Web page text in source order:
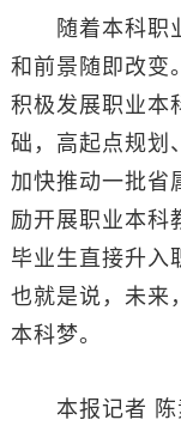
随着本科职业
和前景随即改变
积极发展职业本
础，高起点规划
加快推动一批省
励开展职业本科
毕业生直接升入
也就是说，未来
本科梦。
本报记者 陈